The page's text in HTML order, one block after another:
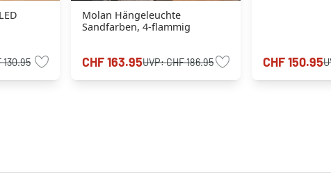
130.95
Molan Hängeleuchte
Sandfarben, 4-flammig
CHF 163.95UVP:CHF 186.95 CHF 150.95